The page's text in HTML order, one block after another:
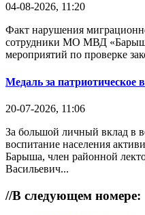
04-08-2026, 11:20
Факт нарушения
сотрудники МО МВД
мероприятий по проверке
Медаль за патриотическое
20-07-2026, 11:06
За большой личный вклад в
воспитание населения
Барыша, член районной
Васильевич...
//В следующем номере: